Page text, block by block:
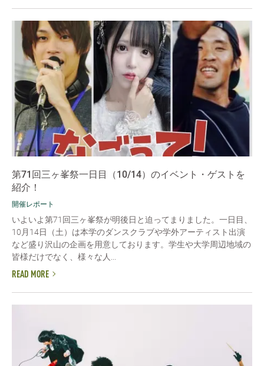
第71回三ヶ峯祭一日目（10/14）のイベント・ゲストを
紹介！
開催レポート
いよいよ第71回三ヶ峯祭が明後日と迫ってまりました。一日目、
10月14日（土）は本学のダンスクラブや学外アーティスト出演
など盛り沢山の企画を用意しております。学生や大学周辺地域の
皆様だけでなく、様々な人...
READ MORE